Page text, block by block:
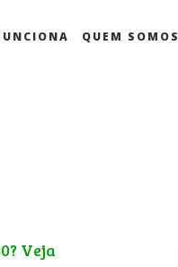
QUEM SOMOS
Veja